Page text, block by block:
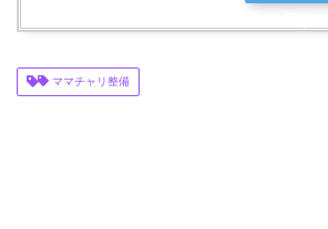
ママチャリ整備